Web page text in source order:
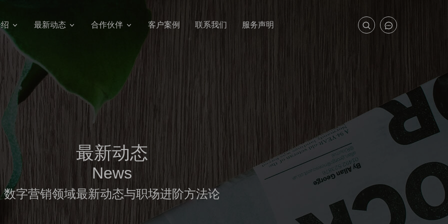
最新动态 合作伙伴 客户案例 联系我们 服务声明
最新动态
News
数字营销领域最新动态与职场进阶方法论